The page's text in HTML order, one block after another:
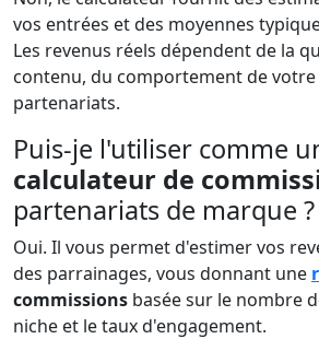
vos entrées et des moyennes
Les revenus réels dépendent de la
contenu, du comportement de votre
partenariats.
Puis-je l'utiliser comme
calculateur de
partenariats de marque ?
Oui. Il vous permet d'estimer vos
des parrainages, vous donnant une
commissions basée sur le nombre
niche et le taux d'engagement.